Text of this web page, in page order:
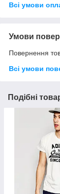
Всі умови
Умови
Повернення
Всі умови
Подібні